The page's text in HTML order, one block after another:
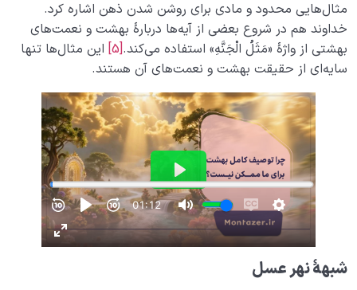
مثال‌هایی محدود و مادی برای روشن شدن ذهن اشاره کرد.
خداوند هم در شروع بعضی از آیه‌ها دربارۀ بهشت و نعمت‌های
بهشتی از واژۀ «مَثَلُ الْجَنَّهِ» استفاده می‌کند.[5]
این مثال‌ها تنها
سایه‌ای از حقیقت بهشت و نعمت‌های آن هستند.
شبهۀ نهر عسل